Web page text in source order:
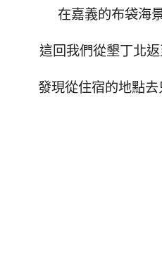
在嘉義的布袋海
這回我們從墾丁北
發現從住宿的地點